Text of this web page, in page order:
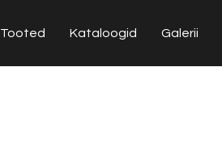
Tooted Kataloogid Galerii